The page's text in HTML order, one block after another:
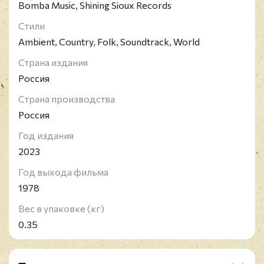
Bomba Music, Shining Sioux Records
Стили
Ambient, Country, Folk, Soundtrack, World
Страна издания
Россия
Страна производства
Россия
Год издания
2023
Год выхода фильма
1978
Вес в упаковке (кг)
0.35